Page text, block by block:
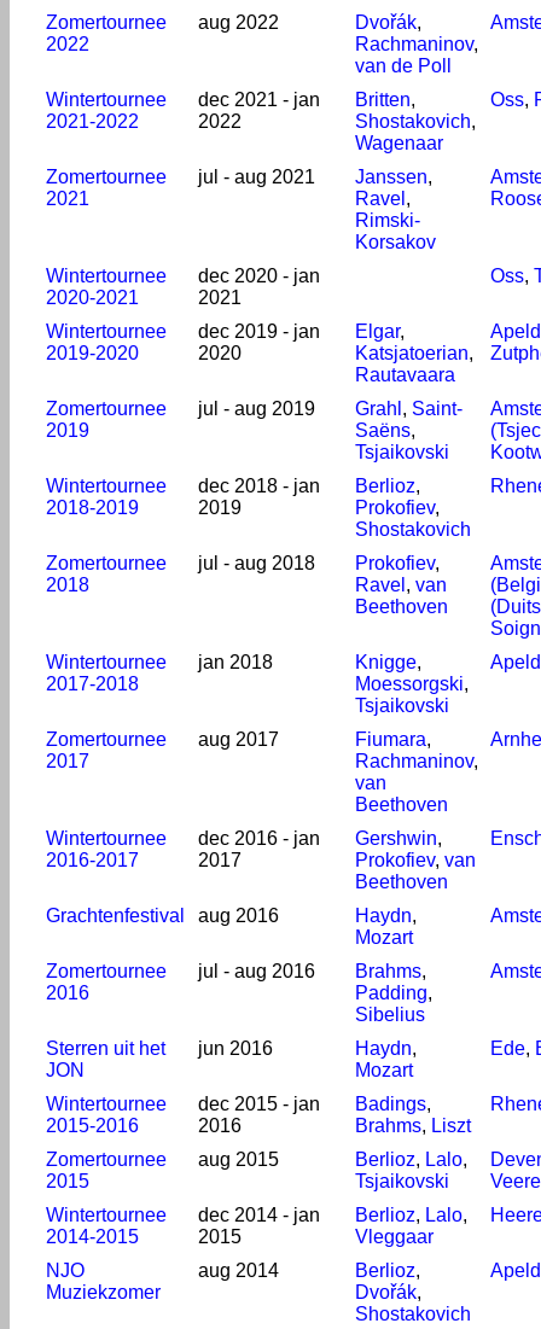
Zomertournee
2022
aug 2022 Dvořák,
Rachmaninov,
van de Poll
Wintertournee
2021-2022
dec 2021 - jan
2022
Britten,
Shostakovich,
Wagenaar
Oss,
Zomertournee
2021
jul - aug 2021 Janssen,
Ravel ,
Rimski-
Korsakov
Wintertournee
2020-2021
dec 2020 - jan
2021
Oss,
Wintertournee
2019-2020
dec 2019 - jan
2020
Elgar,
Katsjatoerian,
Rautavaara
Zomertournee
2019
jul - aug 2019 Grahl , Saint-
Saëns,
Tsjaikovski
Wintertournee
2018-2019
dec 2018 - jan
2019
Berlioz,
Prokofiev,
Shostakovich
Zomertournee
2018
jul - aug 2018 Prokofiev,
Ravel , van
Beethoven
Wintertournee
2017-2018
jan 2018 Knigge,
Moessorgski,
Tsjaikovski
Zomertournee
2017
aug 2017 Fiumara,
Rachmaninov,
van
Beethoven
Wintertournee
2016-2017
dec 2016 - jan
2017
Gershwin,
Prokofiev, van
Beethoven
Grachtenfestival aug 2016 Haydn,
Mozart
Zomertournee
2016
jul - aug 2016 Brahms,
Padding,
Sibelius
Sterren uit het
JON
jun 2016 Haydn,
Mozart
Ede,
Wintertournee
2015-2016
dec 2015 - jan
2016
Badings,
Brahms, Liszt
Zomertournee
2015
aug 2015 Berlioz, Lalo,
Tsjaikovski
Veere
Wintertournee
2014-2015
dec 2014 - jan
2015
Berlioz, Lalo,
Vleggaar
NJO
Muziekzomer
aug 2014 Berlioz,
Dvořák,
Shostakovich